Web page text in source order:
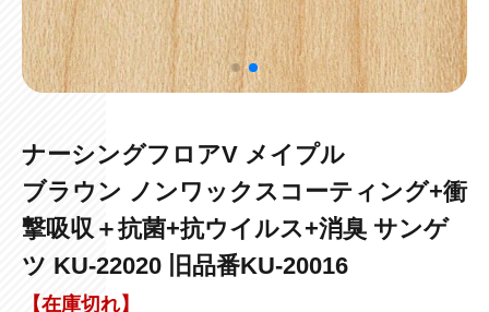
ナーシングフロアV メイプル
ブラウン ノンワックスコーティング+衝
撃吸収＋抗菌+抗ウイルス+消臭 サンゲ
ツ KU-22020 旧品番KU-20016
【在庫切れ】